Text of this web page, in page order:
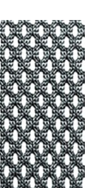
и современнее